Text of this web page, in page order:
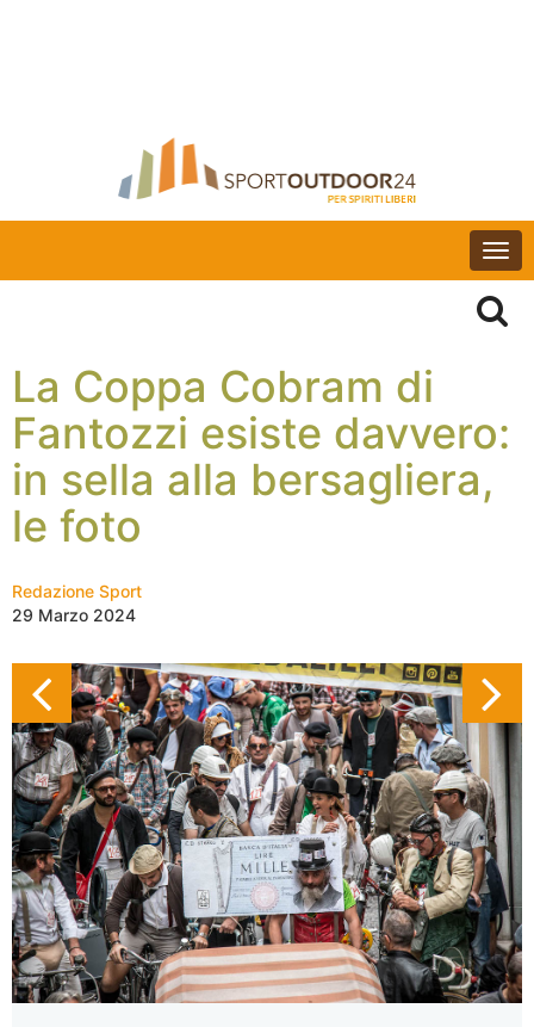
La Coppa Cobram di
Fantozzi esiste davvero:
in sella alla bersagliera,
le foto
Redazione Sport
29 Marzo 2024